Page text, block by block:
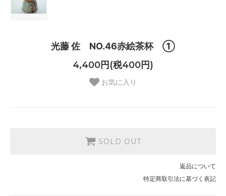
光藤 佐 NO.46赤絵茶杯 ①
4,400円(税400円)
お気に入り
SOLD OUT
返品について
特定商取引法に基づく表記